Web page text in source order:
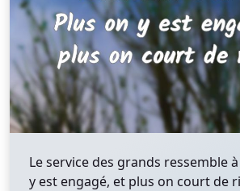
Le service des grands ressemble
y est engagé, et plus on court de